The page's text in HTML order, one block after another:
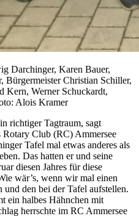
Darchinger, Karen Bauer,
Bürgermeister Christian Schiller,
Kern, Werner Schuckardt,
Alois Kramer
richtiger Tagtraum, sagt
Club (RC) Ammersee
Tafel mal etwas anderes als
Das hatten er und seine
diesen Jahres für diese
wär’s, wenn wir mal einen
und den bei der Tafel aufstellen.
ein halbes Hähnchen mit
herrschte im RC Ammersee